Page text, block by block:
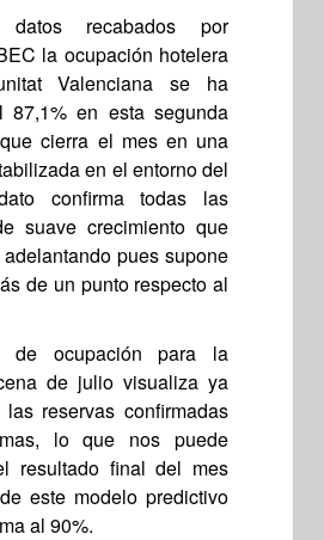
recabados por
la ocupación hotelera
Valenciana se ha
87,1% en esta segunda
cierra el mes en una
en el entorno del
confirma todas las
suave crecimiento que
pues supone
de un punto respecto al
de ocupación para la
de julio visualiza ya
reservas confirmadas
lo que nos puede
resultado final del mes
este modelo predictivo
al 90%.